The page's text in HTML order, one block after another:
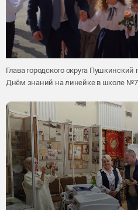
Глава городского округа
Днём знаний на линейке в школе №7